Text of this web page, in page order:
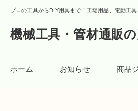
プロの工具からDIY用具まで！工場用品、電動工
機械工具・管材通販
ホーム お知らせ 商品